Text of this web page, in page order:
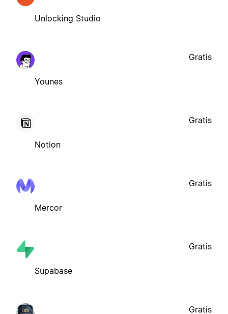
Unlocking Studio
Younes
Gratis
Notion
Gratis
Mercor
Gratis
Supabase
Gratis
Gratis